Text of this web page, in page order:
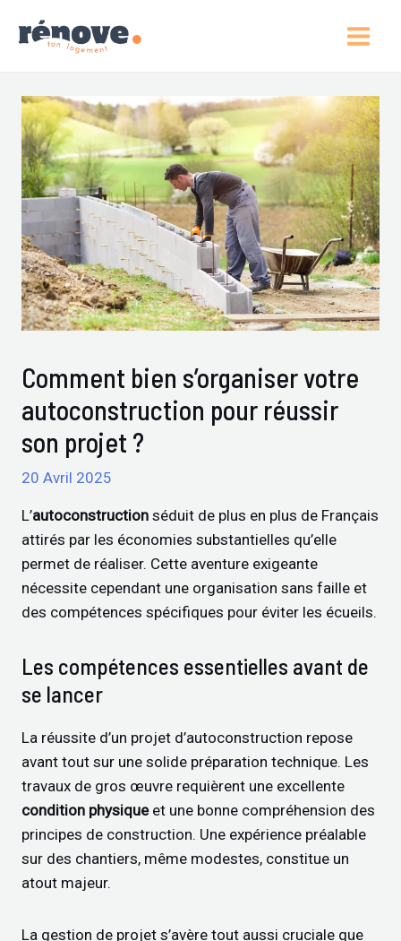
Main
Comment bien s’organiser votre
autoconstruction pour réussir
son projet ?
20 Avril 2025
L’autoconstruction séduit de plus en plus de Français
attirés par les économies substantielles qu’elle
permet de réaliser. Cette aventure exigeante
nécessite cependant une organisation sans faille et
des compétences spécifiques pour éviter les écueils.
Les compétences essentielles avant de
se lancer
La réussite d’un projet d’autoconstruction repose
avant tout sur une solide préparation technique. Les
travaux de gros œuvre requièrent une excellente
condition physiqueet une bonne compréhension des
principes de construction. Une expérience préalable
sur des chantiers, même modestes, constitue un
atout majeur.
La gestion de projet s’avère tout aussi cruciale que
Navigation